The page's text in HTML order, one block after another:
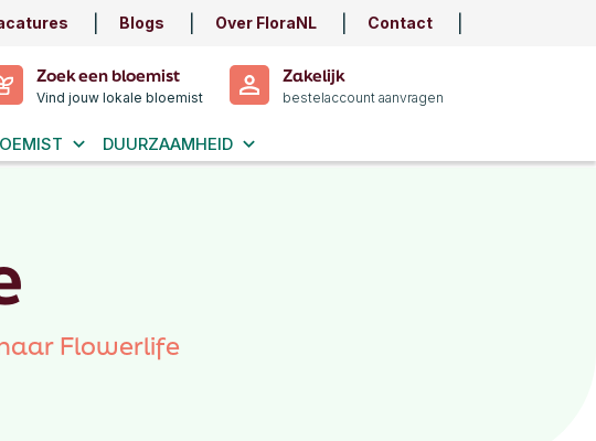
Blogs Over FloraNL Contact
Zoek een bloemist
Vind jouw lokale bloemist
Zakelijk
bestelaccount aanvragen
DUURZAAMHEID
Flowerlife